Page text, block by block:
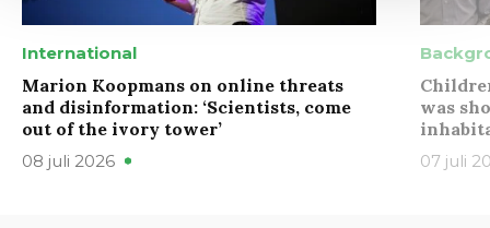
International
Marion Koopmans on online threats
and disinformation: ‘Scientists, come
out of the ivory tower’
08 juli 2026
was
07 juli